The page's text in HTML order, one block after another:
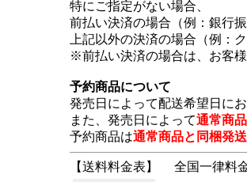
特にご指定がない場合、
前払い決済の場合（例：銀行
上記以外の決済の場合（例
※前払い決済の場合は、お客
予約商品について
発売日によって配送希望日に
また、発売日によって通常商
予約商品は通常商品と同梱発送
【送料料金表】
全国一律料